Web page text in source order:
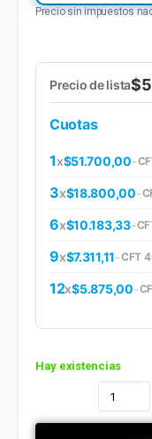
Precio sin impuestos
Precio de lista
Cuotas
1x$51.700,00-
3x$18.800,00-
6x$10.183,33-
9x$7.311,11-CFT
12x$5.875,00-
Hay existencias